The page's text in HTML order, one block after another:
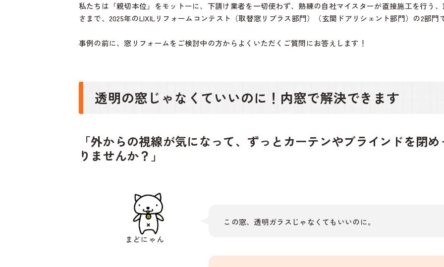
私たちは「親切本位」をモットーに、下請け業者を一切使わず、熟練の自社マイスターが直接施工を行う
さまで、2025年のLIXILリフォームコンテスト（取替窓リプラス部門）（玄関ドアリシェント部門）の2部
事例の前に、窓リフォームをご検討中の方からよくいただくご質問にお答えします！
透明の窓じゃなくていいのに！内窓で解決できます
「外からの視線が気になって、ずっとカーテンやブラインドを閉
りませんか？」
まどにゃん
この窓、透明ガラスじゃなくてもいいのに。